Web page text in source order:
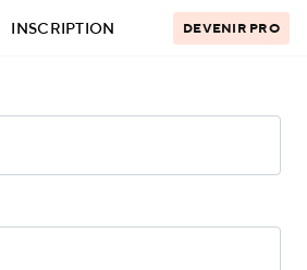
INSCRIPTION DEVENIR PRO